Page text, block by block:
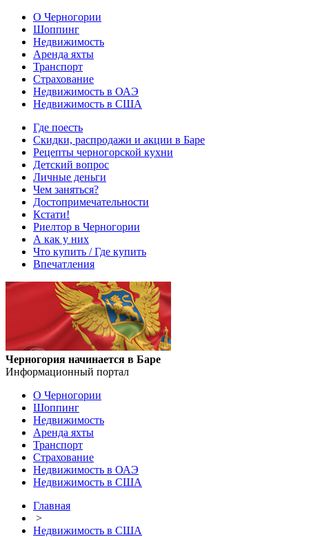
О Черногории
Шоппинг
Недвижимость
Аренда яхты
Транспорт
Страхование
Недвижимость в ОАЭ
Недвижимость в США
Где поесть
Скидки, распродажи и акции в Баре
Рецепты черногорской кухни
Детский вопрос
Личные деньги
Чем заняться?
Достопримечательности
Кстати!
Риелтор в Черногории
А как у них
Что купить / Где купить
Впечатления
Черногория начинается в Баре
Информационный портал
О Черногории
Шоппинг
Недвижимость
Аренда яхты
Транспорт
Страхование
Недвижимость в ОАЭ
Недвижимость в США
Главная
>
Недвижимость в США